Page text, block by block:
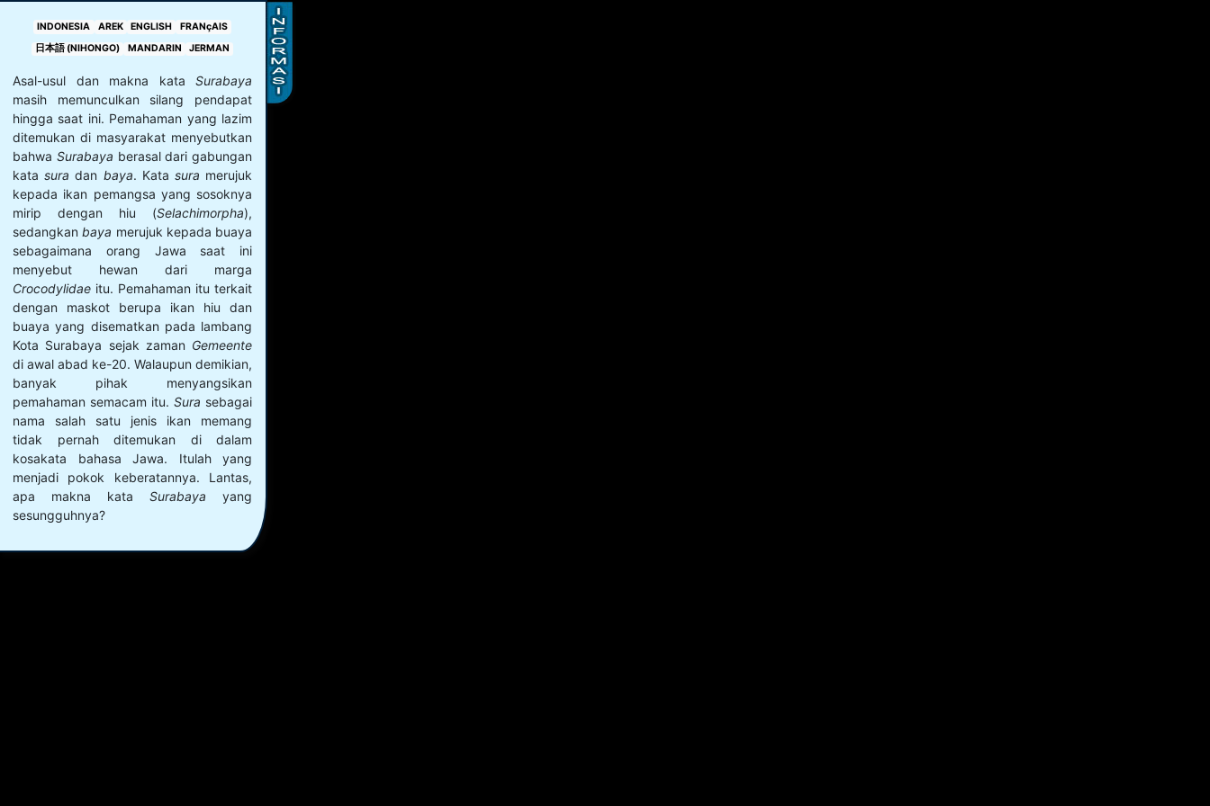
INDONESIA AREK ENGLISH
FRANçAIS
日本語 (NIHONGO)
MANDARIN JERMAN
Asal-usul dan makna kata Surabaya
masih memunculkan silang pendapat
hingga saat ini. Pemahaman yang lazim
ditemukan di masyarakat menyebutkan
bahwa Surabaya berasal dari gabungan
katasura dan baya. Kata sura merujuk
kepada ikan pemangsa yang sosoknya
mirip dengan hiu (Selachimorpha),
sedangkanbaya merujuk kepada buaya
sebagaimana orang Jawa saat ini
menyebut hewan dari marga
Crocodylidae itu. Pemahaman itu terkait
dengan maskot berupa ikan hiu dan
buaya yang disematkan pada lambang
Kota Surabaya sejak zaman Gemeente
di awal abad ke-20. Walaupun demikian,
banyak pihak menyangsikan
pemahaman semacam itu. Sura sebagai
nama salah satu jenis ikan memang
tidak pernah ditemukan di dalam
kosakata bahasa Jawa. Itulah yang
menjadi pokok keberatannya. Lantas,
apa makna kata Surabaya yang
sesungguhnya?